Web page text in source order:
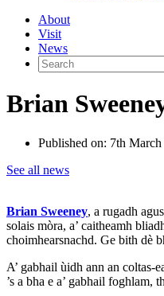
About
Visit
News
Search
for:
Brian
Published on: 7th March
See all news
Brian Sweeney, a rugadh
solais mòra, a’ caitheamh
choimhearsnachd. Ge bith dè
A’ gabhail ùidh ann an coltas-
’s a bha e a’ gabhail foghlam,